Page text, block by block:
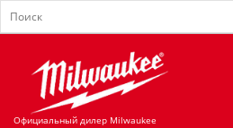
Официальный дилер Milwaukee